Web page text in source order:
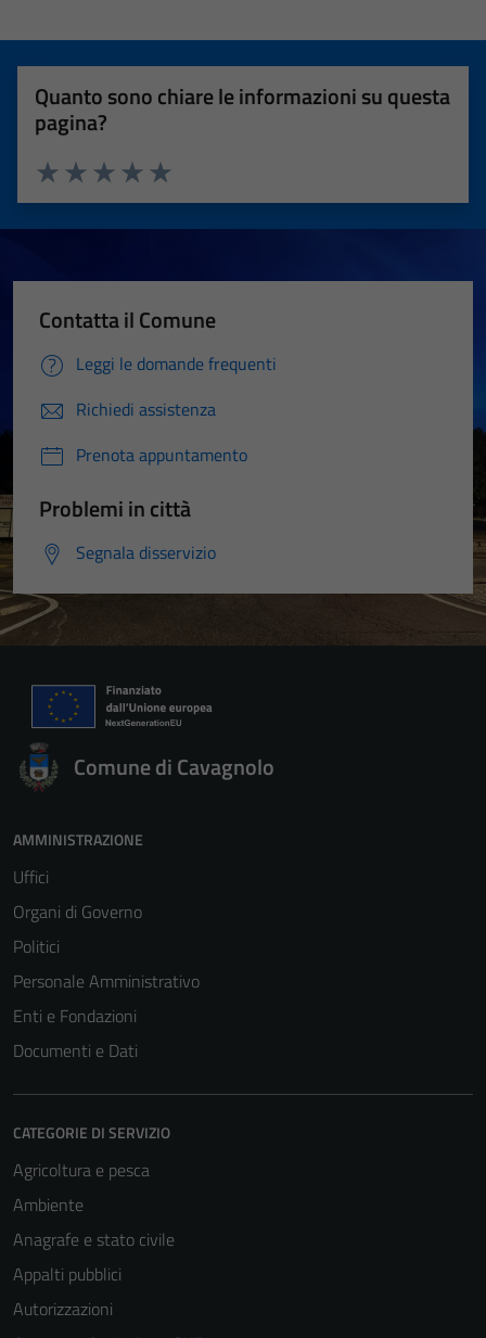
Quanto sono chiare le informazioni su questa
pagina?
Valuta 5 stelle su 5
Valuta 4 stelle su 5
Valuta 3 stelle su 5
Valuta 2 stelle su 5
Valuta 1 stelle su 5
Contatta il Comune
Leggi le domande frequenti
Richiedi assistenza
Prenota appuntamento
Problemi in città
Segnala disservizio
Comune di Cavagnolo
AMMINISTRAZIONE
Uffici
Organi di Governo
Politici
Personale Amministrativo
Enti e Fondazioni
Documenti e Dati
CATEGORIE DI SERVIZIO
Agricoltura e pesca
Ambiente
Anagrafe e stato civile
Appalti pubblici
Autorizzazioni